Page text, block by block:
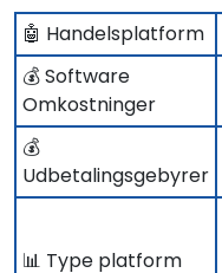
🤖 Handelsplatform
💰 Software
Omkostninger
💰
Udbetalingsgebyrer
📊 Type platform